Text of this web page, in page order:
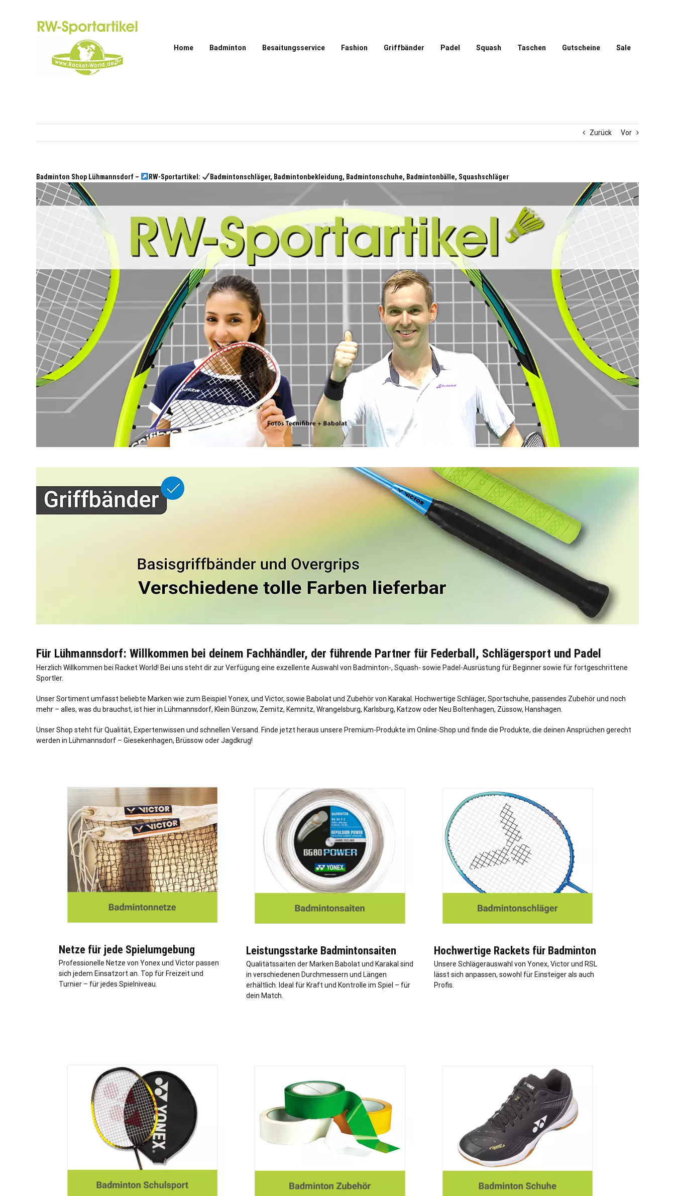
Home Badminton Besaitungsservice Fashion Griffbänder Padel Squash Taschen Gutscheine Sale
Zurück Vor
Badminton Shop Lühmannsdorf – RW-Sportartikel: Badmintonschläger, Badmintonbekleidung, Badmintonschuhe, Badmintonbälle, Squashschläger
Für Lühmannsdorf: Willkommen bei deinem Fachhändler, der führende Partner für Federball, Schlägersport und Padel
Herzlich Willkommen bei Racket World! Bei uns steht dir zur Verfügung eine exzellente Auswahl von Badminton-, Squash- sowie Padel-Ausrüstung für Beginner sowie für fortgeschrittene
Sportler.
Unser Sortiment umfasst beliebte Marken wie zum Beispiel Yonex, und Victor, sowie Babolat und Zubehör von Karakal. Hochwertige Schläger, Sportschuhe, passendes Zubehör und noch
mehr – alles, was du brauchst, ist hier in Lühmannsdorf, Klein Bünzow, Zemitz, Kemnitz, Wrangelsburg, Karlsburg, Katzow oder Neu Boltenhagen, Züssow, Hanshagen.
Unser Shop steht für Qualität, Expertenwissen und schnellen Versand. Finde jetzt heraus unsere Premium-Produkte im Online-Shop und finde die Produkte, die deinen Ansprüchen gerecht
werden in Lühmannsdorf – Giesekenhagen, Brüssow oder Jagdkrug!
Netze für jede Spielumgebung
Professionelle Netze von Yonex und Victor passen
sich jedem Einsatzort an. Top für Freizeit und
Turnier – für jedes Spielniveau.
Leistungsstarke Badmintonsaiten
Qualitätssaiten der Marken Babolat und Karakal sind
in verschiedenen Durchmessern und Längen
erhältlich. Ideal für Kraft und Kontrolle im Spiel – für
dein Match.
Hochwertige Rackets für Badminton
Unsere Schlägerauswahl von Yonex, Victor und RSL
lässt sich anpassen, sowohl für Einsteiger als auch
Profis.